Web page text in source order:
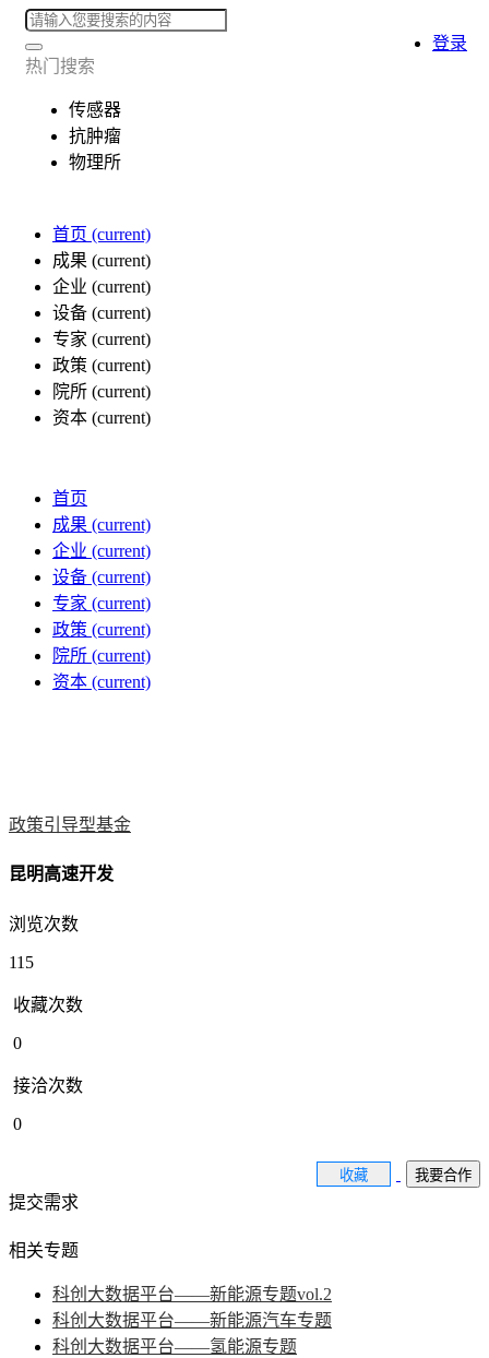
热门搜索
传感器
抗肿瘤
物理所
首页 (current)
成果 (current)
企业 (current)
设备 (current)
专家 (current)
政策 (current)
院所 (current)
资本 (current)
登录
首页
成果 (current)
企业 (current)
设备 (current)
专家 (current)
政策 (current)
院所 (current)
资本 (current)
政策引导型基金
昆明高速开发
浏览次数
115
收藏次数
0
接洽次数
0
收藏 我要合作
提交需求
相关专题
科创大数据平台——新能源专题vol.2
科创大数据平台——新能源汽车专题
科创大数据平台——氢能源专题